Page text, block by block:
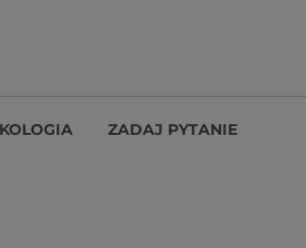
ZADAJ PYTANIE